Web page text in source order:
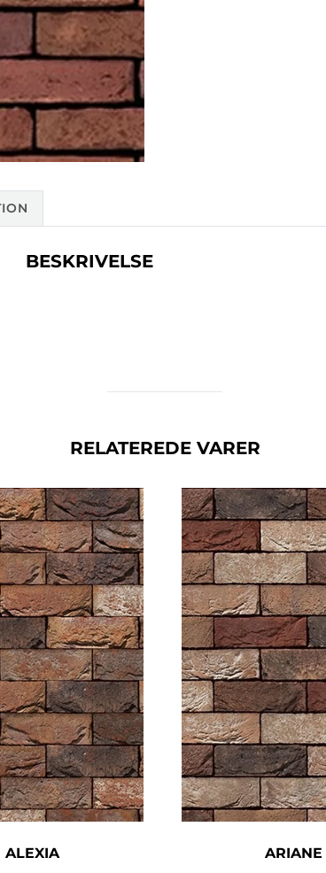
BESKRIVELSE
RELATEREDE VARER
ALEXIA ARIANE